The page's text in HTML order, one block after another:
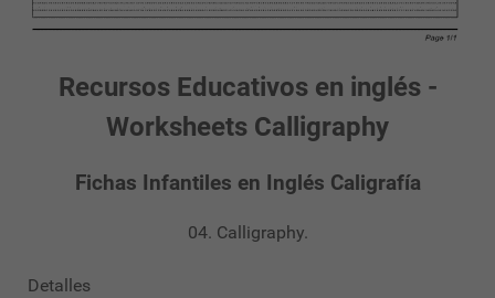
Recursos Educativos en inglés -
Worksheets Calligraphy
Fichas Infantiles en Inglés Caligrafía
04. Calligraphy.
Detalles